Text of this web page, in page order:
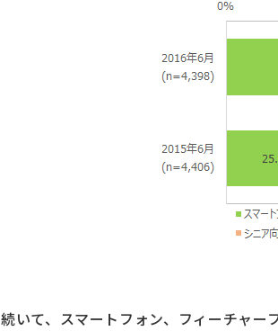
続いて、スマートフォン、フィーチャー